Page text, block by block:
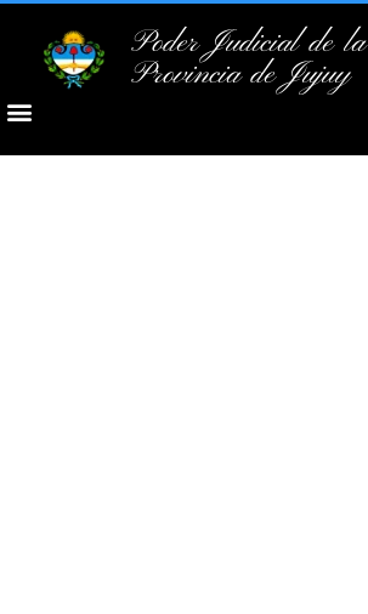
Poder Judicial de la
Provincia de Jujuy